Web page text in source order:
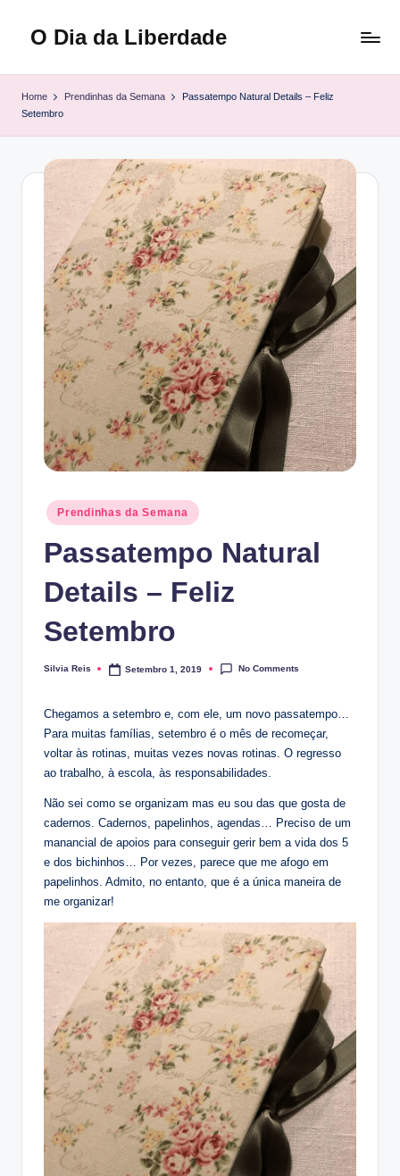
O Dia da Liberdade
Home Prendinhas da Semana
Passatempo Natural Details – Feliz
Setembro
Posted
in
Prendinhas da Semana
Passatempo Natural
Details – Feliz
Setembro
Posted
Silvia Reis Setembro 1, 2019 No Comments
Chegamos a setembro e, com ele, um novo passatempo…
Para muitas famílias, setembro é o mês de recomeçar,
voltar às rotinas, muitas vezes novas rotinas. O regresso
ao trabalho, à escola, às responsabilidades.
Não sei como se organizam mas eu sou das que gosta de
cadernos. Cadernos, papelinhos, agendas… Preciso de um
manancial de apoios para conseguir gerir bem a vida dos 5
e dos bichinhos… Por vezes, parece que me afogo em
papelinhos. Admito, no entanto, que é a única maneira de
me organizar!